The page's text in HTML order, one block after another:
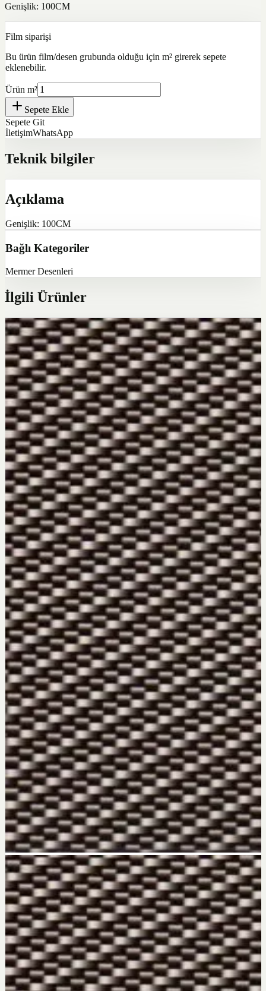
Genişlik: 100CM
Film siparişi
Bu ürün film/desen grubunda olduğu için m² girerek sepete
eklenebilir.
Ürün m²
Sepete Ekle
Sepete Git
İletişimWhatsApp
Teknik bilgiler
Açıklama
Genişlik: 100CM
Bağlı Kategoriler
Mermer Desenleri
İlgili Ürünler